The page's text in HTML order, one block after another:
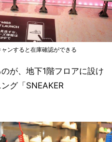
ンすると在庫確認ができる
が、地下1階フロアに設け
グ「SNEAKER